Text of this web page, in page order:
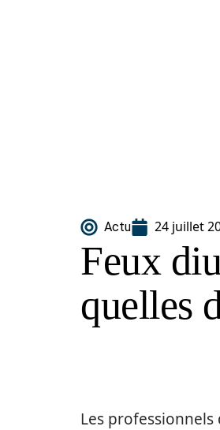
Actu 24 juillet
Feux
quelles
Les